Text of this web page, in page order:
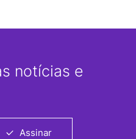
notícias e
Assinar